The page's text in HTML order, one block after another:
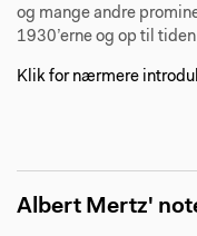
og mange andre
1930’erne og op til
Klik for nærmere
Albert Mertz'